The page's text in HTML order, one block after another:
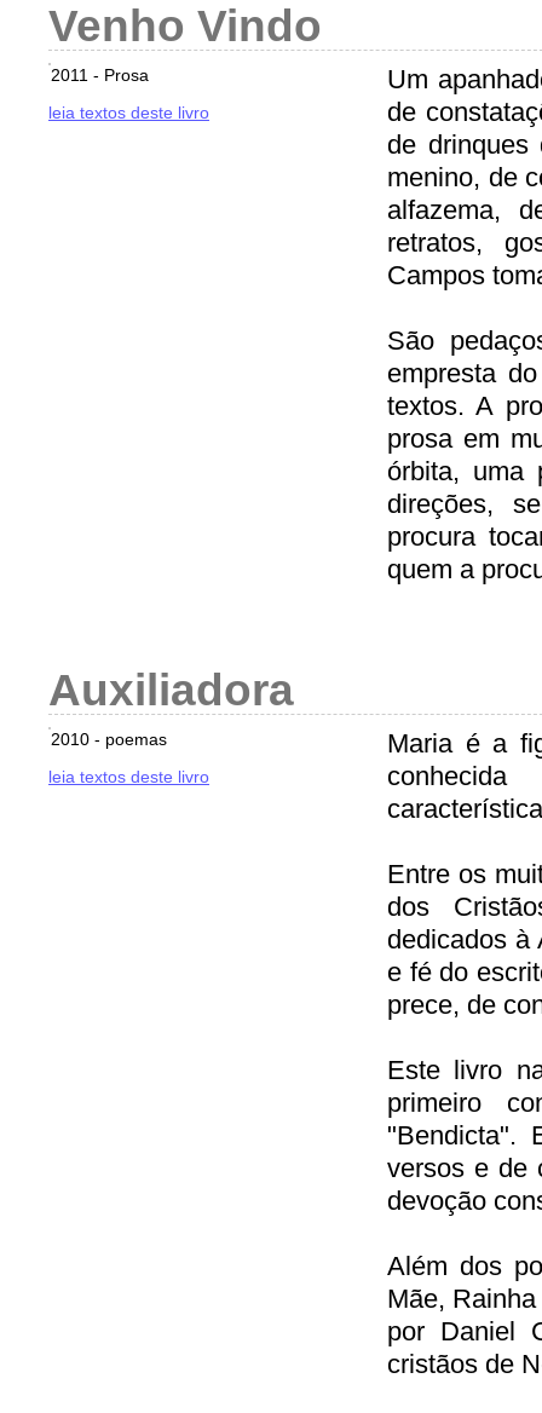
Venho Vindo
2011 - Prosa
leia textos deste livro
Um
de
de drinques
menino, de
alfazema,
retratos,
Campos
São
empresta
textos. A
prosa em
órbita, uma
direções,
procura
quem a
Auxiliadora
2010 - poemas
leia textos deste livro
Maria é a
Entre os
dos
dedicados à
e fé do
prece, de
Este livro
primeiro
"Bendicta".
versos e de
devoção
Além dos
Mãe,
por Daniel
cristãos de